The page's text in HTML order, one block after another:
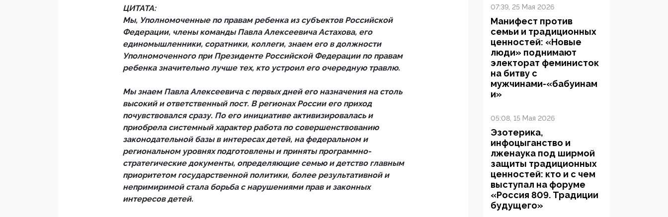
ЦИТАТА:
Мы, Уполномоченные по правам ребенка из субъектов Российской
Федерации, члены команды Павла Алексеевича Астахова, его
единомышленники, соратники, коллеги, знаем его в должности
Уполномоченного при Президенте Российской Федерации по правам
ребенка значительно лучше тех, кто устроил его очередную травлю.
Мы знаем Павла Алексеевича с первых дней его назначения на столь
высокий и ответственный пост. В регионах России его приход
почувствовался сразу. По его инициативе активизировалась и
приобрела системный характер работа по совершенствованию
законодательной базы в интересах детей, на федеральном и
региональном уровнях подготовлены и приняты программно-
стратегические документы, определяющие семью и детство главным
приоритетом государственной политики, более результативной и
непримиримой стала борьба с нарушениями прав и законных
интересов детей.
07:39, 25 Мая 2026
Манифест против
семьи и традиционных
ценностей: «Новые
люди» поднимают
электорат феминисток
на битву с
мужчинами-«бабуинам
и»
05:08, 15 Мая 2026
Эзотерика,
инфоцыганство и
лженаука под ширмой
защиты традиционных
ценностей: кто и с чем
выступал на форуме
«Россия 809. Традиции
будущего»